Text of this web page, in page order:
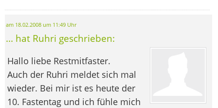
am 18.02.2008 um 11:49 Uhr
... hat Ruhri geschrieben:
Hallo liebe Restmitfaster.
Auch der Ruhri meldet sich mal
wieder. Bei mir ist es heute der
10. Fastentag und ich fühle mich